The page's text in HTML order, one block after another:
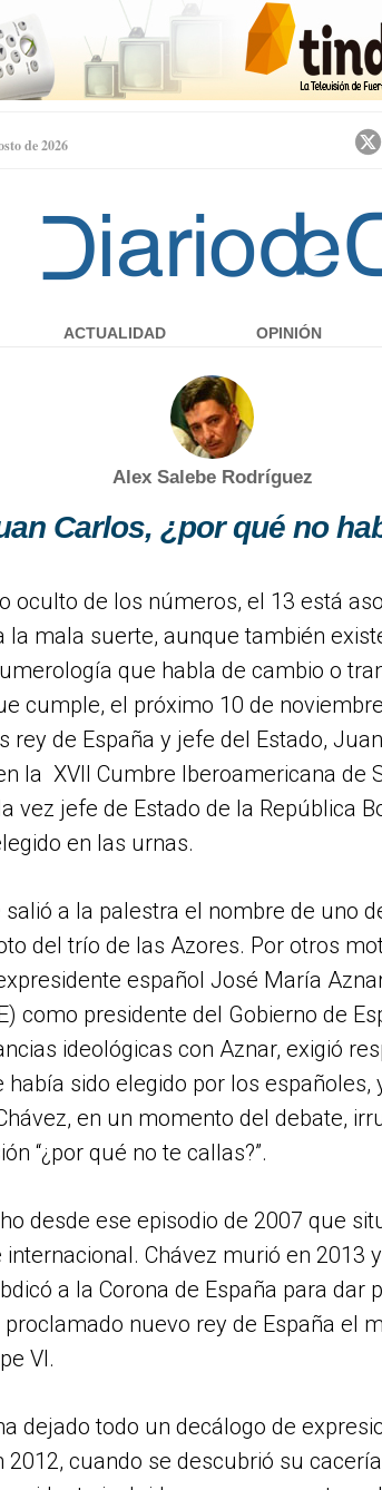
de 2026
Alex Salebe Rodríguez
Carlos, ¿por qué no
oculto de los números, el 13 está
la mala suerte, aunque también
que habla de cambio o
cumple, el próximo 10 de
rey de España y jefe del Estado,
la XVII Cumbre Iberoamericana de
vez jefe de Estado de la República
en las urnas.
salió a la palestra el nombre de uno
del trío de las Azores. Por otros
español José María
como presidente del Gobierno de
ideológicas con Aznar, exigió
había sido elegido por los españoles,
en un momento del debate,
“¿por qué no te callas?”.
desde ese episodio de 2007 que
Chávez murió en 2013
a la Corona de España para dar
proclamado nuevo rey de España el
VI.
dejado todo un decálogo de
2012, cuando se descubrió su
ACTUALIDAD OPINIÓN